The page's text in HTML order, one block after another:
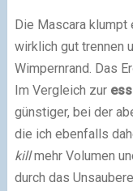
Die Mascara
wirklich gut trennen
Wimpernrand. Das
Im Vergleich zur
günstiger, bei der
die ich ebenfalls
killmehr Volumen
durch das